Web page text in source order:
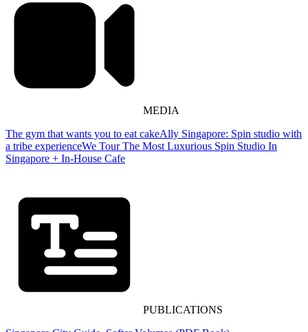
MEDIA
The gym that wants you to eat cake​​​​‌ ‍ ​‍​‍‌‍ ‌ ​‍‌‍‍‌‌‍‌ ‌‍‍‌‌‍ ‍​‍​‍​ ‍‍​‍​‍‌ ​ ‌‍​‌‌‍ ‍‌‍‍‌‌ ‌​‌ ‍‌​‍ ‍‌‍‍‌‌‍ ​‍​‍​‍ ​​‍​‍‌‍‍​‌ ​‍‌‍‌‌‌‍‌‍​‍​‍​ ‍‍​‍​‍‌‍‍​‌ ‌​‌ ‌​‌ ​​‌ ​ ​ ‍‍​‍ ​‍ ‌‍‍ ‌ ‍‍‌‍​‌​‍ ‌‌ ​ ‌ ‌​‌ ‌‌‌‍‌​‌‍‍‌‌‍ ​‍ ‍‌ ​ ‌‍​‌‌‍ ‍‌‍‍‌‌ ‌​‌ ‍‌​‍ ‍‌ ​ ‌ ‌​‌ ‌‌‌‍‌​‌‍‍‌‌‍ ​‍ ‌‍‍‌‌‍ ‍‌ ‌​‌‍‌‌‌‍ ‍‌ ‌​​‍ ‌‍‌‌‌‍‌​‌‍‍‌‌ ‌​​‍ ‌‍ ‌‌‍ ‌‍‌​‌‍‌‌​ ‌‌ ​​‌ ​‍‌‍‌‌‌ ​ ‌‍‌‌‌‍ ‍‌ ‌​‌‍​‌‌ ‌​‌‍‍‌‌‍ ‌‍ ‍​ ‍ ‌‍‍‌‌‍‌​​ ‌‌‍‌​​ ​‌​ ​​​ ‍​​ ​​​ ‌‌‌‍​‍​ ‌ ​‍ ‌‌‍​‌​ ​‍​ ‌‍​ ‌​​‍ ‌​ ‌​​ ​‌‌‍​‍​ ‌‌​‍ ‌​ ‍​​ ​‌‌‍‌‌​ ​ ​‍ ‌‌‍​‌​ ‍​​ ‌‌​ ‍‌​ ‍​​ ​‌​ ‌‌​ ‌‌‌‍‌‍‌‍‌​‌‍‌‍​ ​‍​ ‍ ‌ ‌​‌ ‍‌‌ ​​‌‍‌‌​ ‌‌‍​‌‌‍​ ‌‍‍​‌‍‍‌‌‍‌‌‌ ‌‍‌‍‌‌‌‍ ‌‌‍‌‌‌‍ ‍‌ ‌​​ ‍ ‌ ​​‌‍​‌‌ ‌​‌‍‍​​ ‌‌‍ ‍‌‍​‌‌‍ ‌‌‍‌‌​ ‌‍​‍‌‍​‌‌ ​ ‌‍‌‌‌‌‌‌‌ ​‍‌‍ ​​ ‌‌‍‍​‌ ‌​‌ ‌​‌ ​​‌ ​ ​‍‌‌​ ​ ‌​​‌​‍‌‌​ ​‍‌​‌‍​‍‌‌​ ​‍‌​‌‍‌‍‍ ‌ ‍‍‌‍​‌​‍ ‌‌ ​ ‌ ‌​‌ ‌‌‌‍‌​‌‍‍‌‌‍ ​‍ ‍‌ ​ ‌‍​‌‌‍ ‍‌‍‍‌‌ ‌​‌ ‍‌​‍ ‍‌ ​ ‌ ‌​‌ ‌‌‌‍‌​‌‍‍‌‌‍ ​‍‌‍‌‍‍‌‌‍‌​​ ‌‌‍‌​​ ​‌​ ​​​ ‍​​ ​​​ ‌‌‌‍​‍​ ‌ ​‍ ‌‌‍​‌​ ​‍​ ‌‍​ ‌​​‍ ‌​ ‌​​ ​‌‌‍​‍​ ‌‌​‍ ‌​ ‍​​ ​‌‌‍‌‌​ ​ ​‍ ‌‌‍​‌​ ‍​​ ‌‌​ ‍‌​ ‍​​ ​‌​ ‌‌​ ‌‌‌‍‌‍‌‍‌​‌‍‌‍​ ​‍​‍‌‍‌ ‌​‌ ‍‌‌ ​​‌‍‌‌​ ‌‌‍​‌‌‍​ ‌‍‍​‌‍‍‌‌‍‌‌‌ ‌‍‌‍‌‌‌‍ ‌‌‍‌‌‌‍ ‍‌ ‌​​‍‌‍‌ ​​‌‍​‌‌ ‌​‌‍‍​​ ‌‌‍ ‍‌‍​‌‌‍ ‌‌‍‌‌​‍‌‍‌ ​​‌‍‌‌‌ ​‍‌ ​ ‌ ​​‌‍‌‌‌‍​ ‌ ‌​‌‍‍‌‌ ‌‍‌‍‌‌​ ‌‌ ​​‌ ‌‌‌‍​‍‌‍ ​‌‍‍‌‌ ​ ‌‍‍​‌‍‌‌‌‍‌​​‍​‍‌ ‌Ally Singapore: Spin studio with
a tribe experience​​​​‌ ‍ ​‍​‍‌‍ ‌ ​‍‌‍‍‌‌‍‌ ‌‍‍‌‌‍ ‍​‍​‍​ ‍‍​‍​‍‌ ​ ‌‍​‌‌‍ ‍‌‍‍‌‌ ‌​‌ ‍‌​‍ ‍‌‍‍‌‌‍ ​‍​‍​‍ ​​‍​‍‌‍‍​‌ ​‍‌‍‌‌‌‍‌‍​‍​‍​ ‍‍​‍​‍‌‍‍​‌ ‌​‌ ‌​‌ ​​‌ ​ ​ ‍‍​‍ ​‍ ‌‍‍ ‌ ‍‍‌‍​‌​‍ ‌‌ ​ ‌ ‌​‌ ‌‌‌‍‌​‌‍‍‌‌‍ ​‍ ‍‌ ​ ‌‍​‌‌‍ ‍‌‍‍‌‌ ‌​‌ ‍‌​‍ ‍‌ ​ ‌ ‌​‌ ‌‌‌‍‌​‌‍‍‌‌‍ ​‍ ‌‍‍‌‌‍ ‍‌ ‌​‌‍‌‌‌‍ ‍‌ ‌​​‍ ‌‍‌‌‌‍‌​‌‍‍‌‌ ‌​​‍ ‌‍ ‌‌‍ ‌‍‌​‌‍‌‌​ ‌‌ ​​‌ ​‍‌‍‌‌‌ ​ ‌‍‌‌‌‍ ‍‌ ‌​‌‍​‌‌ ‌​‌‍‍‌‌‍ ‌‍ ‍​ ‍ ‌‍‍‌‌‍‌​​ ‌​ ‍​​ ‌​‌‍‌‌​ ​ ​ ‌‌​ ‍‌‌‍​‍​ ‍​​‍ ‌‌‍‌‌‌‍‌​‌‍‌‌‌‍​‌​‍ ‌​ ‌​​ ‌‍​ ​ ​ ‌​​‍ ‌‌‍​‍‌‍‌​​ ‍​​ ‍‌​‍ ‌​ ‌​​ ​ ​ ​‌​ ​‍‌‍‌​‌‍‌‌‌‍​ ‌‍​ ​ ‍‌‌‍‌​​ ​‌‌‍​‌​ ‍ ‌ ‌​‌ ‍‌‌ ​​‌‍‌‌​ ‌‌‍​‌‌‍​ ‌‍‍​‌‍‍‌‌‍‌‌‌ ‌‍‌‍‌‌‌‍ ‌‌‍‌‌‌‍ ‍‌ ‌​​ ‍ ‌ ​​‌‍​‌‌ ‌​‌‍‍​​ ‌‌‍ ‍‌‍​‌‌‍ ‌‌‍‌‌​ ‌‍​‍‌‍​‌‌ ​ ‌‍‌‌‌‌‌‌‌ ​‍‌‍ ​​ ‌‌‍‍​‌ ‌​‌ ‌​‌ ​​‌ ​ ​‍‌‌​ ​ ‌​​‌​‍‌‌​ ​‍‌​‌‍​‍‌‌​ ​‍‌​‌‍‌‍‍ ‌ ‍‍‌‍​‌​‍ ‌‌ ​ ‌ ‌​‌ ‌‌‌‍‌​‌‍‍‌‌‍ ​‍ ‍‌ ​ ‌‍​‌‌‍ ‍‌‍‍‌‌ ‌​‌ ‍‌​‍ ‍‌ ​ ‌ ‌​‌ ‌‌‌‍‌​‌‍‍‌‌‍ ​‍‌‍‌‍‍‌‌‍‌​​ ‌​ ‍​​ ‌​‌‍‌‌​ ​ ​ ‌‌​ ‍‌‌‍​‍​ ‍​​‍ ‌‌‍‌‌‌‍‌​‌‍‌‌‌‍​‌​‍ ‌​ ‌​​ ‌‍​ ​ ​ ‌​​‍ ‌‌‍​‍‌‍‌​​ ‍​​ ‍‌​‍ ‌​ ‌​​ ​ ​ ​‌​ ​‍‌‍‌​‌‍‌‌‌‍​ ‌‍​ ​ ‍‌‌‍‌​​ ​‌‌‍​‌​‍‌‍‌ ‌​‌ ‍‌‌ ​​‌‍‌‌​ ‌‌‍​‌‌‍​ ‌‍‍​‌‍‍‌‌‍‌‌‌ ‌‍‌‍‌‌‌‍ ‌‌‍‌‌‌‍ ‍‌ ‌​​‍‌‍‌ ​​‌‍​‌‌ ‌​‌‍‍​​ ‌‌‍ ‍‌‍​‌‌‍ ‌‌‍‌‌​‍‌‍‌ ​​‌‍‌‌‌ ​‍‌ ​ ‌ ​​‌‍‌‌‌‍​ ‌ ‌​‌‍‍‌‌ ‌‍‌‍‌‌​ ‌‌ ​​‌ ‌‌‌‍​‍‌‍ ​‌‍‍‌‌ ​ ‌‍‍​‌‍‌‌‌‍‌​​‍​‍‌ ‌We Tour The Most Luxurious Spin Studio In
Singapore + In-House Cafe​​​​‌ ‍ ​‍​‍‌‍ ‌ ​‍‌‍‍‌‌‍‌ ‌‍‍‌‌‍ ‍​‍​‍​ ‍‍​‍​‍‌ ​ ‌‍​‌‌‍ ‍‌‍‍‌‌ ‌​‌ ‍‌​‍ ‍‌‍‍‌‌‍ ​‍​‍​‍ ​​‍​‍‌‍‍​‌ ​‍‌‍‌‌‌‍‌‍​‍​‍​ ‍‍​‍​‍‌‍‍​‌ ‌​‌ ‌​‌ ​​‌ ​ ​ ‍‍​‍ ​‍ ‌‍‍ ‌ ‍‍‌‍​‌​‍ ‌‌ ​ ‌ ‌​‌ ‌‌‌‍‌​‌‍‍‌‌‍ ​‍ ‍‌ ​ ‌‍​‌‌‍ ‍‌‍‍‌‌ ‌​‌ ‍‌​‍ ‍‌ ​ ‌ ‌​‌ ‌‌‌‍‌​‌‍‍‌‌‍ ​‍ ‌‍‍‌‌‍ ‍‌ ‌​‌‍‌‌‌‍ ‍‌ ‌​​‍ ‌‍‌‌‌‍‌​‌‍‍‌‌ ‌​​‍ ‌‍ ‌‌‍ ‌‍‌​‌‍‌‌​ ‌‌ ​​‌ ​‍‌‍‌‌‌ ​ ‌‍‌‌‌‍ ‍‌ ‌​‌‍​‌‌ ‌​‌‍‍‌‌‍ ‌‍ ‍​ ‍ ‌‍‍‌‌‍‌​​ ‌​ ‌​‌‍‌‌​ ​‍​ ‍​‌‍‌‌‌‍​‌​ ‍​‌‍​‍​‍ ‌‌‍​‌​ ​‍‌‍​‍​ ‍‌​‍ ‌​ ‌​‌‍​ ​ ‌‌‌‍​ ​‍ ‌​ ‍‌​ ​‌‌‍‌‍‌‍​ ​‍ ‌‌‍‌​​ ‍‌​ ‍‌​ ​‍‌‍​ ​ ​‍​ ​‍‌‍‌‍​ ​‍​ ​‌​ ​‌‌‍​‍​ ‍ ‌ ‌​‌ ‍‌‌ ​​‌‍‌‌​ ‌‌‍​‌‌‍​ ‌‍‍​‌‍‍‌‌‍‌‌‌ ‌‍‌‍‌‌‌‍ ‌‌‍‌‌‌‍ ‍‌ ‌​​ ‍ ‌ ​​‌‍​‌‌ ‌​‌‍‍​​ ‌‌‍ ‍‌‍​‌‌‍ ‌‌‍‌‌​ ‌‍​‍‌‍​‌‌ ​ ‌‍‌‌‌‌‌‌‌ ​‍‌‍ ​​ ‌‌‍‍​‌ ‌​‌ ‌​‌ ​​‌ ​ ​‍‌‌​ ​ ‌​​‌​‍‌‌​ ​‍‌​‌‍​‍‌‌​ ​‍‌​‌‍‌‍‍ ‌ ‍‍‌‍​‌​‍ ‌‌ ​ ‌ ‌​‌ ‌‌‌‍‌​‌‍‍‌‌‍ ​‍ ‍‌ ​ ‌‍​‌‌‍ ‍‌‍‍‌‌ ‌​‌ ‍‌​‍ ‍‌ ​ ‌ ‌​‌ ‌‌‌‍‌​‌‍‍‌‌‍ ​‍‌‍‌‍‍‌‌‍‌​​ ‌​ ‌​‌‍‌‌​ ​‍​ ‍​‌‍‌‌‌‍​‌​ ‍​‌‍​‍​‍ ‌‌‍​‌​ ​‍‌‍​‍​ ‍‌​‍ ‌​ ‌​‌‍​ ​ ‌‌‌‍​ ​‍ ‌​ ‍‌​ ​‌‌‍‌‍‌‍​ ​‍ ‌‌‍‌​​ ‍‌​ ‍‌​ ​‍‌‍​ ​ ​‍​ ​‍‌‍‌‍​ ​‍​ ​‌​ ​‌‌‍​‍​‍‌‍‌ ‌​‌ ‍‌‌ ​​‌‍‌‌​ ‌‌‍​‌‌‍​ ‌‍‍​‌‍‍‌‌‍‌‌‌ ‌‍‌‍‌‌‌‍ ‌‌‍‌‌‌‍ ‍‌ ‌​​‍‌‍‌ ​​‌‍​‌‌ ‌​‌‍‍​​ ‌‌‍ ‍‌‍​‌‌‍ ‌‌‍‌‌​‍‌‍‌ ​​‌‍‌‌‌ ​‍‌ ​ ‌ ​​‌‍‌‌‌‍​ ‌ ‌​‌‍‍‌‌ ‌‍‌‍‌‌​ ‌‌ ​​‌ ‌‌‌‍​‍‌‍ ​‌‍‍‌‌ ​ ‌‍‍​‌‍‌‌‌‍‌​​‍​‍‌ ‌
PUBLICATIONS